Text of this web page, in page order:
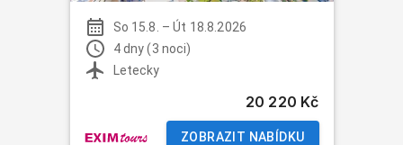
So 15.8. –Út 18.8.2026
4 dny (3 noci)
Letecky
20 220 Kč
ZOBRAZIT NABÍDKU